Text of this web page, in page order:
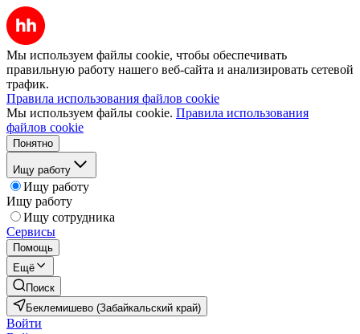
Мы используем файлы cookie, чтобы обеспечивать
правильную работу нашего веб-сайта и анализировать сетевой
трафик.
Правила использования файлов cookie
Мы используем файлы cookie. Правила использования
файлов cookie
Понятно
Ищу работу
Ищу работу
Ищу работу
Ищу сотрудника
Сервисы
Помощь
Ещё
Поиск
Беклемишево (Забайкальский край)
Войти